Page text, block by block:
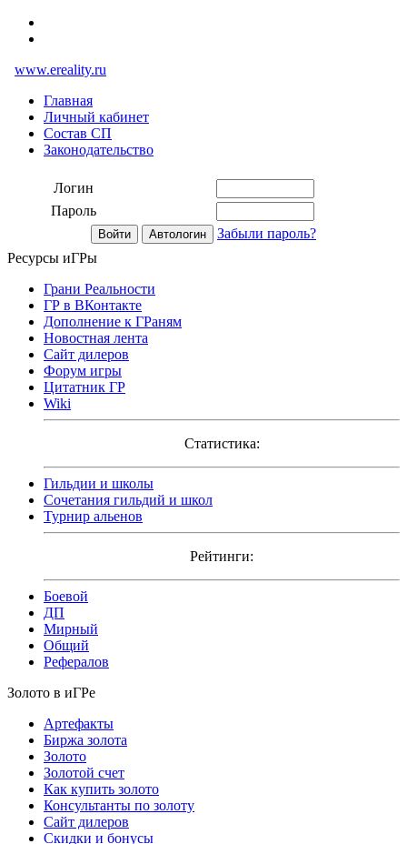
www.ereality.ru
Главная
Личный кабинет
Состав СП
Законодательство
Логин
Пароль
Забыли пароль?
Ресурсы иГРы
Грани Реальности
ГР в ВКонтакте
Дополнение к ГРаням
Новостная лента
Сайт дилеров
Форум игры
Цитатник ГР
Wiki
Статистика:
Гильдии и школы
Сочетания гильдий и школ
Турнир альенов
Рейтинги:
Боевой
ДП
Мирный
Общий
Рефералов
Золото в иГРе
Артефакты
Биржа золота
Золото
Золотой счет
Как купить золото
Консультанты по золоту
Сайт дилеров
Скидки и бонусы